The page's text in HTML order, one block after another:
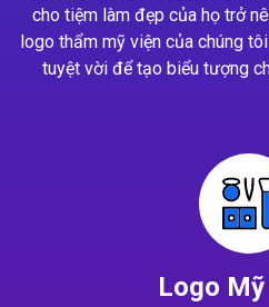
cho tiệm làm đẹp của họ trở
logo thẩm mỹ viện của chúng
tuyệt vời để tạo biểu tượng
Logo